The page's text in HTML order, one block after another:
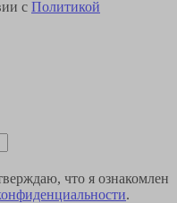
с Политикой
что я ознакомлен
.